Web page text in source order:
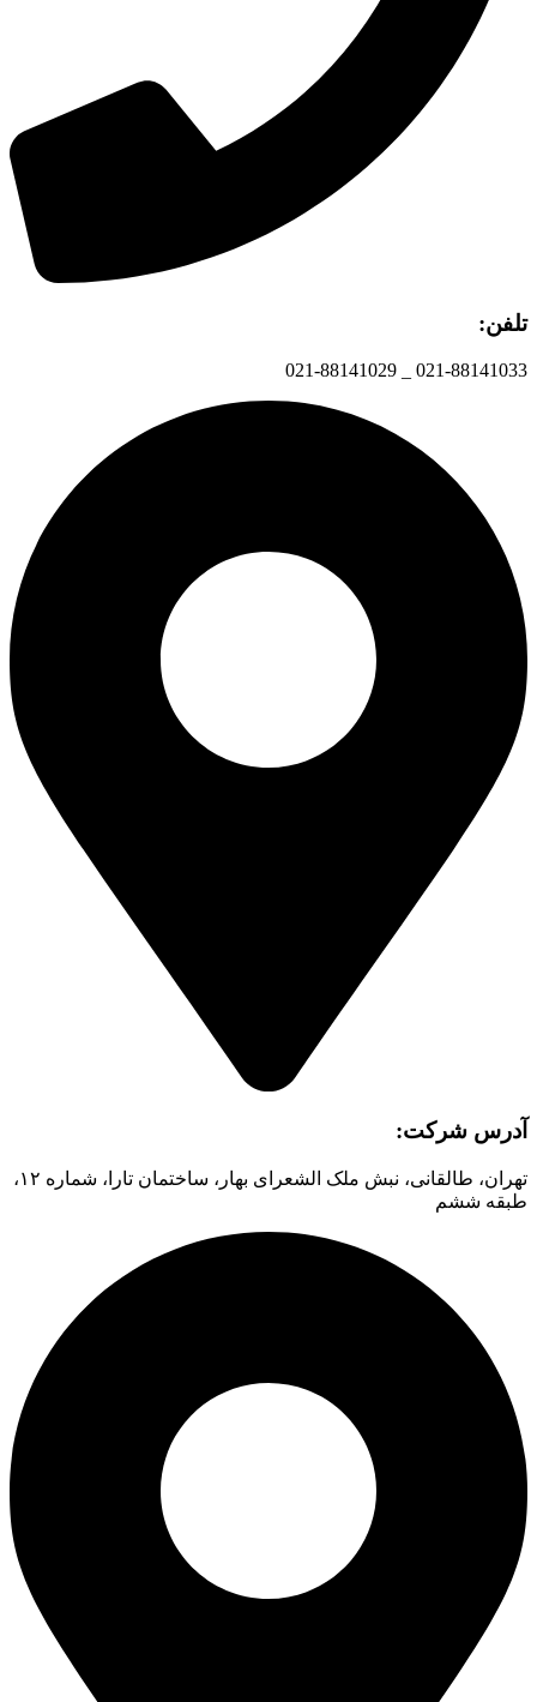
تلفن:
021-88141033 _ 021-88141029
آدرس شرکت:
تهران، طالقانی، نبش ملک الشعرای بهار، ساختمان تارا، شماره ۱۲،
طبقه ششم